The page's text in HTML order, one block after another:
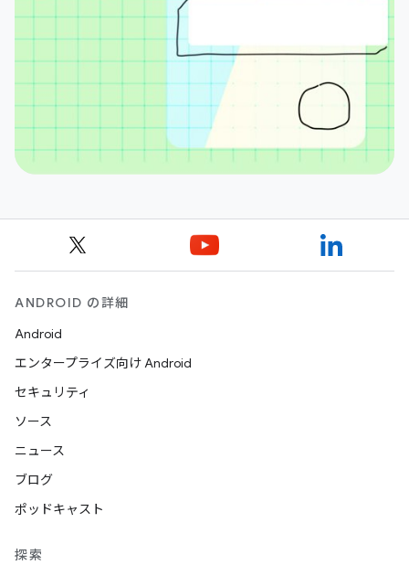
ANDROID の詳細
Android
エンタープライズ向け Android
セキュリティ
ソース
ニュース
ブログ
ポッドキャスト
探索